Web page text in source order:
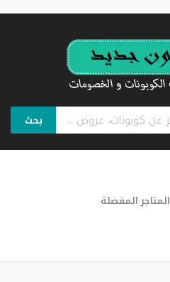
بحث
المتاجر المفضلة